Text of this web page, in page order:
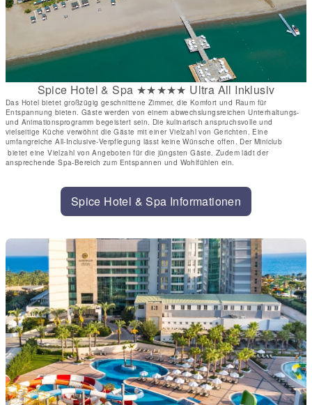
Spice Hotel & Spa ★★★★★ Ultra All Inklusiv
Das Hotel bietet großzügig geschnittene Zimmer, die Komfort und Raum für
Entspannung bieten. Gäste werden von einem abwechslungsreichen Unterhaltungs-
und Animationsprogramm begeistert sein. Die kulinarisch anspruchsvolle und
vielseitige Küche verwöhnt die Gäste mit einer Vielzahl von Gerichten. Eine
umfangreiche All-Inclusive-Verpflegung lässt keine Wünsche offen. Der Miniclub
bietet eine Vielzahl von Angeboten für die jüngsten Gäste. Zudem lädt der
ansprechende Spa-Bereich zum Entspannen und Wohlfühlen ein.
Spice Hotel & Spa Informationen